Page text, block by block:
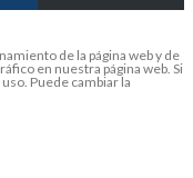
de la página web y de
en nuestra página web. Si
Puede cambiar la